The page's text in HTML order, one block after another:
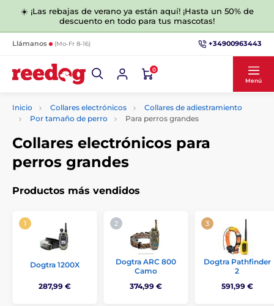
☀️ ¡Las rebajas de verano ya están aquí! ¡Hasta un 50% de
descuento en todo para tus mascotas!
Llámanos (Mo-Fr 8-16) +34900963443
0
Menú
Inicio Collares electrónicos
Collares de adiestramiento
Por tamaño de perro
Para perros grandes
Collares electrónicos para
perros grandes
Productos más vendidos
Dogtra 1200X
287,99 €
Dogtra ARC 800
Camo
374,99 €
Dogtra Pathfinder
2
591,99 €